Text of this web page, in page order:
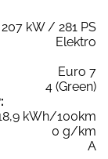
207 kW / 281 PS
Elektro
Euro 7
4 (Green)
kWh/100km
0 g/km
A